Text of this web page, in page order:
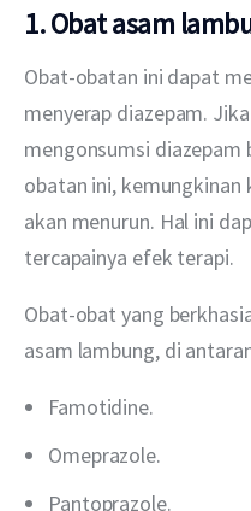
1. Obat asam
Obat-obatan ini dapat
menyerap diazepam.
mengonsumsi
obatan ini, kemungkinan
akan menurun. Hal ini
tercapainya efek terapi.
Obat-obat yang
asam lambung, di
Famotidine.
Omeprazole.
Pantoprazole.